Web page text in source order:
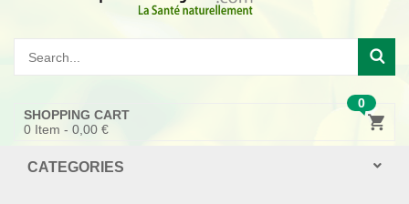
0
SHOPPING CART
0 Item - 0,00 €
CATEGORIES